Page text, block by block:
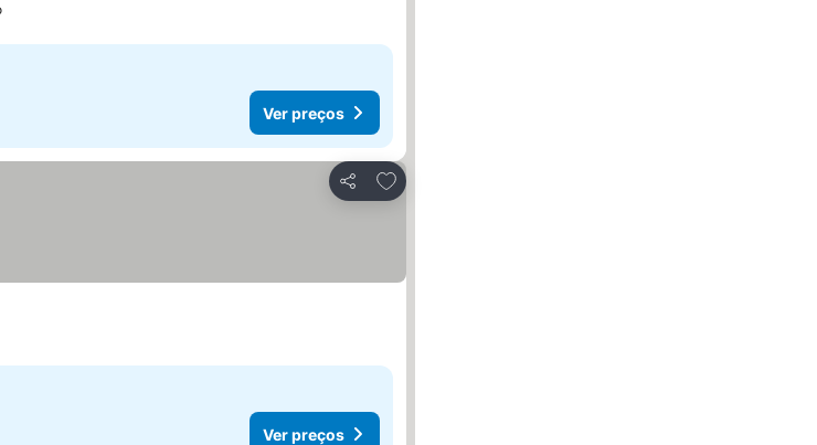
Ver preços
Partilhar
Adicionar aos favoritos
Ver preços